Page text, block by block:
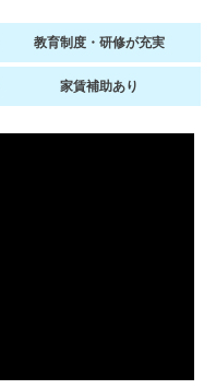
お役立ち記事・相談室など
就活チャンネル
教育制度・研修が充実
家賃補助あり